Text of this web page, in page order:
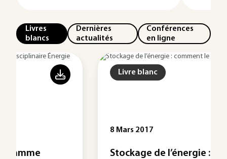
Livres
blancs
Dernières
actualités
Conférences
en ligne
Livre blanc
Stockage de l’énergie : comment